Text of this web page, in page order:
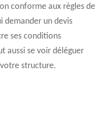
conforme aux règles de
demander un devis
ses conditions
aussi se voir déléguer
structure.